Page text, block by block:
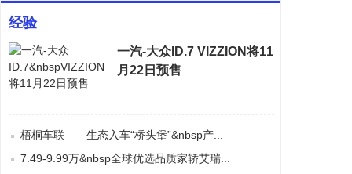
经验
一汽-大众ID.7 VIZZION将11
月22日预售
梧桐车联——生态入车“桥头堡”&nbsp产...
7.49-9.99万&nbsp全球优选品质家轿艾瑞...